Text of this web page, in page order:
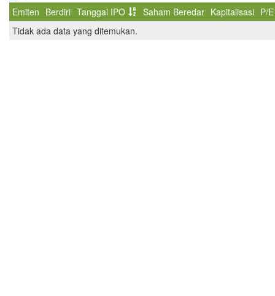
Emiten Berdiri Tanggal IPO Saham Beredar Kapitalisasi P/E
Tidak ada data yang ditemukan.